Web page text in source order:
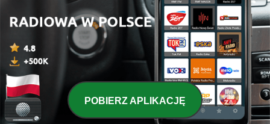
Anthony Fauci davanti a un tribunale no vax
L'episodio analizza la figura di Anthony Fauci, ex direttore dell'Istituto Nazionale sulle Malattie Infettive, durante una recente e controversa audizione davanti alla Commissione del Senato americano. Il podcast esplora il passaggio di Fauci da simbolo della fiducia nella sanità pubblica americana a bersaglio delle critiche e delle persecuzioni politiche da parte dei repubblicani e dell'amministrazione Trump. Il racconto approfondisce le tensioni nate durante la pandemia di Covid-19, l'uso del quinto emendamento durante l'interrogatorio e la pubblicazione di estratti dal suo diario personale. Viene delineato il clima di polarizzazione che ha portato a minacce di morte contro lo scienziato e al tentativo sistematico di cancellare la sua eredità scientifica.
1047 - L’assedio di Nablus, in Cisgiordania
L'episodio analizza le recenti tensioni e l'assedio israeliano alla città palestinese di Nablus, esaminando le conseguenze umanitarie dei checkpoint chiusi e gli scontri avvenuti in Cisgiordania. Attraverso la ricostruzione di un incidente mortale che ha coinvolto coloni armati e residenti locali, il podcast esplora l'aumento della criminalità ultranazionalista e le dinamiche politiche legate all'escalation in territori sotto controllo dell'autorità palestinese. Il racconto mette in luce le discrepanze tra la narrazione ufficiale e le prove video che mostrano l'irruzione di coloni nelle abitazioni, documentando un incremento significativo di crimini e uccisioni nella regione.
29 lip 2026
1046 - Il primo pirocumulonembo – o “tempesta di
fuoco” – nella storia della Francia
POBIERZ APLIKACJĘ